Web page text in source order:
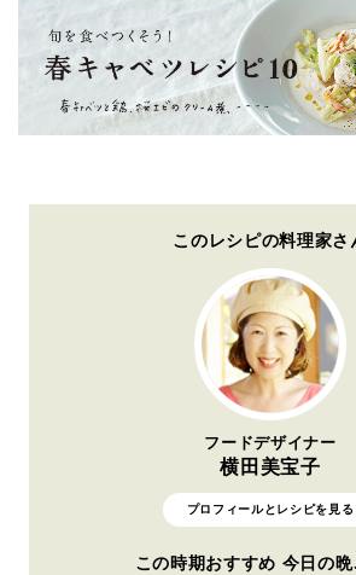
このレシピの料理家さ
フードデザイナー
横田美宝子
プロフィールとレシピを見る
この時期おすすめ 今日の